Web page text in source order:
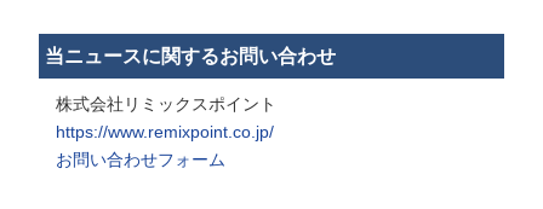
当ニュースに関するお問い合わせ
株式会社リミックスポイント
https://www.remixpoint.co.jp/
お問い合わせフォーム